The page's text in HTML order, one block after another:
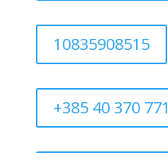
10835908515
+385 40 370 771